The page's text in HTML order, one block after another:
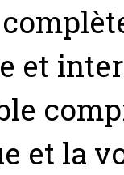
et
et la